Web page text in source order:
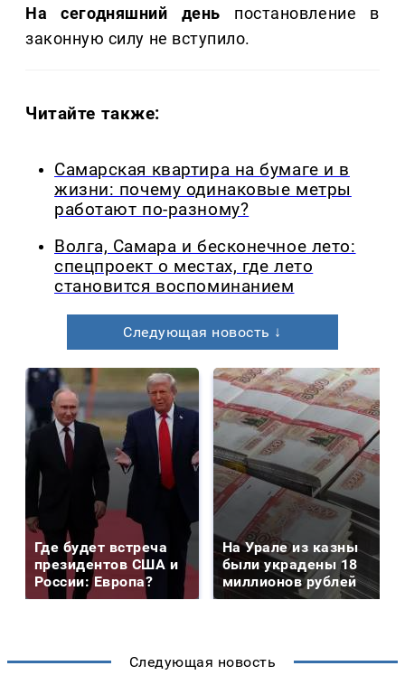
На сегодняшний день постановление в
законную силу не вступило.
Читайте также:
Самарская квартира на бумаге и в
жизни: почему одинаковые метры
работают по-разному?
Волга, Самара и бесконечное лето:
спецпроект о местах, где лето
становится воспоминанием
Следующая новость ↓
Где будет встреча
президентов США и
России: Европа?
На Урале из казны
были украдены 18
миллионов рублей
Следующая новость